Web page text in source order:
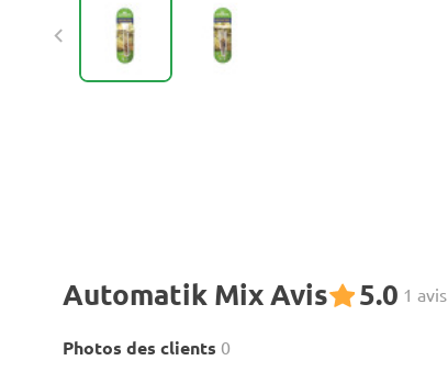
Automatik Mix Avis 5.0 1 avis
Photos des clients 0